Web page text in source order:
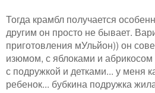
Тогда крамбл получается
другим он просто не бывает.
приготовления мУльйон)) он
изюмом, с яблоками и абрикосом
с подружкой и детками... у меня
ребенок... бубкина подружка